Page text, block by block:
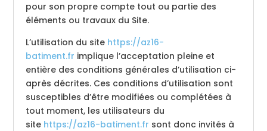
pour son propre compte tout ou partie des
éléments ou travaux du Site.
L’utilisation du site https://az16-
batiment.fr implique l’acceptation pleine et
entière des conditions générales d’utilisation ci-
après décrites. Ces conditions d’utilisation sont
susceptibles d’être modifiées ou complétées à
tout moment, les utilisateurs du
site https://az16-batiment.fr sont donc invités à